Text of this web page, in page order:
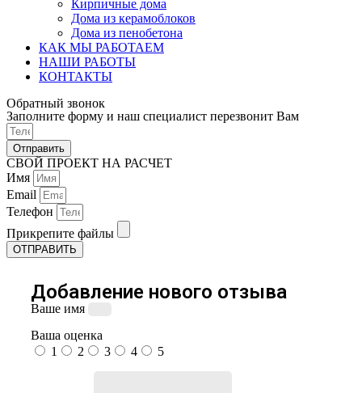
Кирпичные дома
Дома из керамоблоков
Дома из пенобетона
КАК МЫ РАБОТАЕМ
НАШИ РАБОТЫ
КОНТАКТЫ
Обратный звонок
Заполните форму и наш специалист перезвонит Вам
Отправить
СВОЙ ПРОЕКТ НА РАСЧЕТ
Имя
Email
Телефон
Прикрепите файлы
ОТПРАВИТЬ
Добавление нового отзыва
Ваше имя
Ваша оценка
1
2 3 4 5